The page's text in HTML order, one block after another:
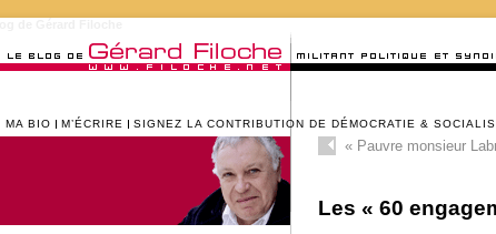
MA BIO M’ÉCRIRE SIGNEZ LA CONTRIBUTION DE DÉMOCRATIE &
«Pauvre monsieur
Les « 60